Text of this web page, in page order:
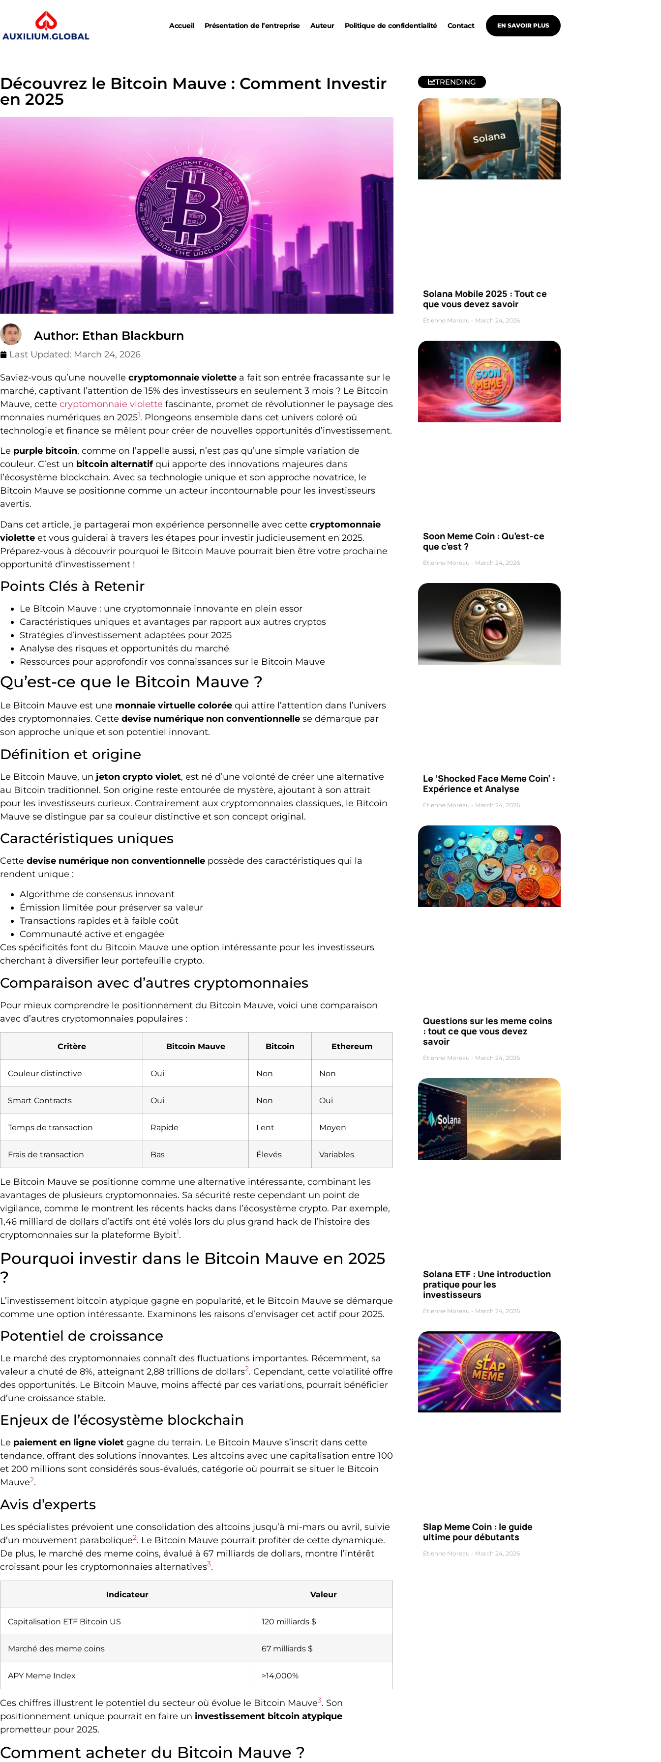
Accueil Présentation de l’entreprise Auteur Politique de confidentialité Contact EN SAVOIR PLUS
Découvrez le Bitcoin Mauve : Comment Investir
en 2025
Author: Ethan Blackburn
Last Updated: March 24, 2026
Saviez-vous qu’une nouvelle cryptomonnaie violette a fait son entrée fracassante sur le
marché, captivant l’attention de 15% des investisseurs en seulement 3 mois ? Le Bitcoin
Mauve, cette cryptomonnaie violette fascinante, promet de révolutionner le paysage des
monnaies numériques en 20251. Plongeons ensemble dans cet univers coloré où
technologie et finance se mêlent pour créer de nouvelles opportunités d’investissement.
Le purple bitcoin, comme on l’appelle aussi, n’est pas qu’une simple variation de
couleur. C’est un bitcoin alternatifqui apporte des innovations majeures dans
l’écosystème blockchain. Avec sa technologie unique et son approche novatrice, le
Bitcoin Mauve se positionne comme un acteur incontournable pour les investisseurs
avertis.
Dans cet article, je partagerai mon expérience personnelle avec cette cryptomonnaie
violette et vous guiderai à travers les étapes pour investir judicieusement en 2025.
Préparez-vous à découvrir pourquoi le Bitcoin Mauve pourrait bien être votre prochaine
opportunité d’investissement !
Points Clés à Retenir
Le Bitcoin Mauve : une cryptomonnaie innovante en plein essor
Caractéristiques uniques et avantages par rapport aux autres cryptos
Stratégies d’investissement adaptées pour 2025
Analyse des risques et opportunités du marché
Ressources pour approfondir vos connaissances sur le Bitcoin Mauve
Qu’est-ce que le Bitcoin Mauve ?
Le Bitcoin Mauve est une monnaie virtuelle colorée qui attire l’attention dans l’univers
des cryptomonnaies. Cette devise numérique non conventionnelle se démarque par
son approche unique et son potentiel innovant.
Définition et origine
Le Bitcoin Mauve, un jeton crypto violet, est né d’une volonté de créer une alternative
au Bitcoin traditionnel. Son origine reste entourée de mystère, ajoutant à son attrait
pour les investisseurs curieux. Contrairement aux cryptomonnaies classiques, le Bitcoin
Mauve se distingue par sa couleur distinctive et son concept original.
Caractéristiques uniques
Cette devise numérique non conventionnelle possède des caractéristiques qui la
rendent unique :
Algorithme de consensus innovant
Émission limitée pour préserver sa valeur
Transactions rapides et à faible coût
Communauté active et engagée
Ces spécificités font du Bitcoin Mauve une option intéressante pour les investisseurs
cherchant à diversifier leur portefeuille crypto.
Comparaison avec d’autres cryptomonnaies
Pour mieux comprendre le positionnement du Bitcoin Mauve, voici une comparaison
avec d’autres cryptomonnaies populaires :
Critère Bitcoin Mauve Bitcoin Ethereum
Couleur distinctive Oui Non Non
Smart Contracts Oui Non Oui
Temps de transaction Rapide Lent Moyen
Frais de transaction Bas Élevés Variables
Le Bitcoin Mauve se positionne comme une alternative intéressante, combinant les
avantages de plusieurs cryptomonnaies. Sa sécurité reste cependant un point de
vigilance, comme le montrent les récents hacks dans l’écosystème crypto. Par exemple,
1,46 milliard de dollars d’actifs ont été volés lors du plus grand hack de l’histoire des
cryptomonnaies sur la plateforme Bybit1.
Pourquoi investir dans le Bitcoin Mauve en 2025
?
L’investissement bitcoin atypique gagne en popularité, et le Bitcoin Mauve se démarque
comme une option intéressante. Examinons les raisons d’envisager cet actif pour 2025.
Potentiel de croissance
Le marché des cryptomonnaies connaît des fluctuations importantes. Récemment, sa
valeur a chuté de 8%, atteignant 2,88 trillions de dollars2. Cependant, cette volatilité offre
des opportunités. Le Bitcoin Mauve, moins affecté par ces variations, pourrait bénéficier
d’une croissance stable.
Enjeux de l’écosystème blockchain
Le paiement en ligne violet gagne du terrain. Le Bitcoin Mauve s’inscrit dans cette
tendance, offrant des solutions innovantes. Les altcoins avec une capitalisation entre 100
et 200 millions sont considérés sous-évalués, catégorie où pourrait se situer le Bitcoin
Mauve2.
Avis d’experts
Les spécialistes prévoient une consolidation des altcoins jusqu’à mi-mars ou avril, suivie
d’un mouvement parabolique2. Le Bitcoin Mauve pourrait profiter de cette dynamique.
De plus, le marché des meme coins, évalué à 67 milliards de dollars, montre l’intérêt
croissant pour les cryptomonnaies alternatives3.
Indicateur Valeur
Capitalisation ETF Bitcoin US 120 milliards $
Marché des meme coins 67 milliards $
APY Meme Index >14,000%
Ces chiffres illustrent le potentiel du secteur où évolue le Bitcoin Mauve3. Son
positionnement unique pourrait en faire un investissement bitcoin atypique
prometteur pour 2025.
Comment acheter du Bitcoin Mauve ?
TRENDING
Solana Mobile 2025 : Tout ce
que vous devez savoir
Étienne Moreau March 24, 2026
Soon Meme Coin : Qu’est-ce
que c’est ?
Étienne Moreau March 24, 2026
Le ‘Shocked Face Meme Coin’ :
Expérience et Analyse
Étienne Moreau March 24, 2026
Questions sur les meme coins
: tout ce que vous devez
savoir
Étienne Moreau March 24, 2026
Solana ETF : Une introduction
pratique pour les
investisseurs
Étienne Moreau March 24, 2026
Slap Meme Coin : le guide
ultime pour débutants
Étienne Moreau March 24, 2026